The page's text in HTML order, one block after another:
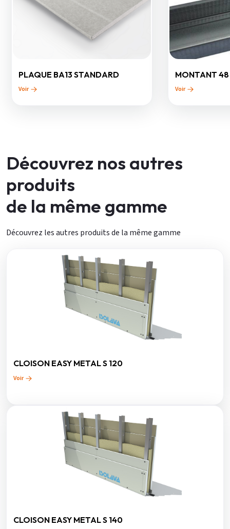
PLAQUE BA13 STANDARD
Voir
MONTANT 48
Voir
Découvrez nos autres
produits
de la même gamme
Découvrez les autres produits de la même gamme
CLOISON EASY METAL S 120
Voir
CLOISON EASY METAL S 140